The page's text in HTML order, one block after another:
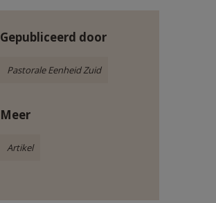
Gepubliceerd door
Pastorale Eenheid Zuid
Meer
Artikel